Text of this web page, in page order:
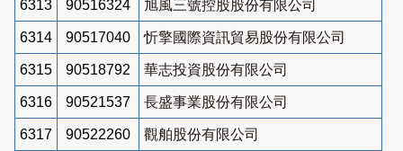
6313 90516324 旭風三號控股股份有限公司
6314 90517040 忻擎國際資訊貿易股份有限公司
6315 90518792 華志投資股份有限公司
6316 90521537 長盛事業股份有限公司
6317 90522260 觀舶股份有限公司